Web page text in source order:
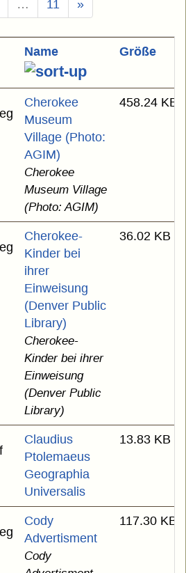
… 11 »
Name Größe
Cherokee
Museum
Village (Photo:
AGIM)
Cherokee
Museum Village
(Photo: AGIM)
458.24 KB
Cherokee-
Kinder bei
ihrer
Einweisung
(Denver Public
Library)
Cherokee-
Kinder bei ihrer
Einweisung
(Denver Public
Library)
36.02 KB
Claudius
Ptolemaeus
Geographia
Universalis
13.83 KB
Cody
Advertisment
Cody
117.30 KB